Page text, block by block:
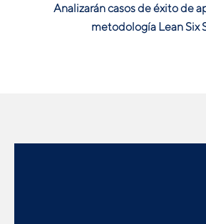
Analizarán casos de éxito de
metodología Lean Six